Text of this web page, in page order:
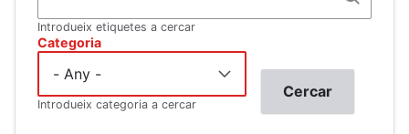
Introdueix etiquetes a cercar
Categoria
Introdueix categoria a cercar